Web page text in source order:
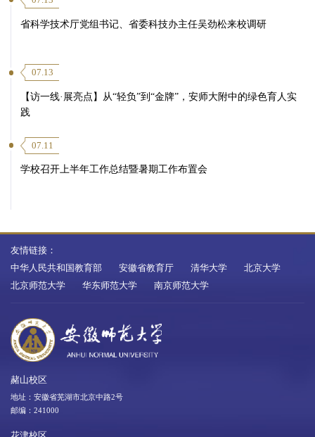
省科学技术厅党组书记、省委科技办主任吴劲松来校调研
07.13
【访一线·展亮点】从“轻负”到“金牌”，安师大附中的绿色育人实
践
07.11
学校召开上半年工作总结暨暑期工作布置会
友情链接：
中华人民共和国教育部
安徽省教育厅 清华大学
北京大学
北京师范大学
华东师范大学 南京师范大学
赭山校区
地址：安徽省芜湖市北京中路2号
邮编：241000